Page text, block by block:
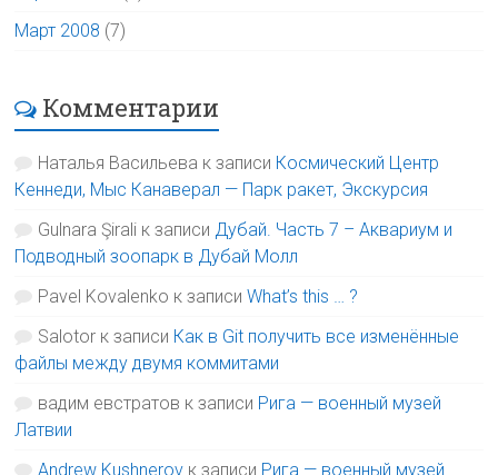
Март 2008 (7)
Комментарии
Наталья Васильева к записи Космический Центр
Кеннеди, Мыс Канаверал — Парк ракет, Экскурсия
Gulnara Şirali к записи Дубай. Часть 7 – Аквариум и
Подводный зоопарк в Дубай Молл
Pavel Kovalenko к записиWhat’s this … ?
Salotor к записи Как в Git получить все изменённые
файлы между двумя коммитами
вадим евстратов к записи Рига — военный музей
Латвии
Andrew Kushnerov к записи Рига — военный музей